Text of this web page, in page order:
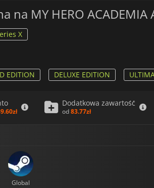
na MY HERO ACADEMIA
X
EDITION DELUXE EDITION
Dodatkowa zawartość
od83.77zł
Global